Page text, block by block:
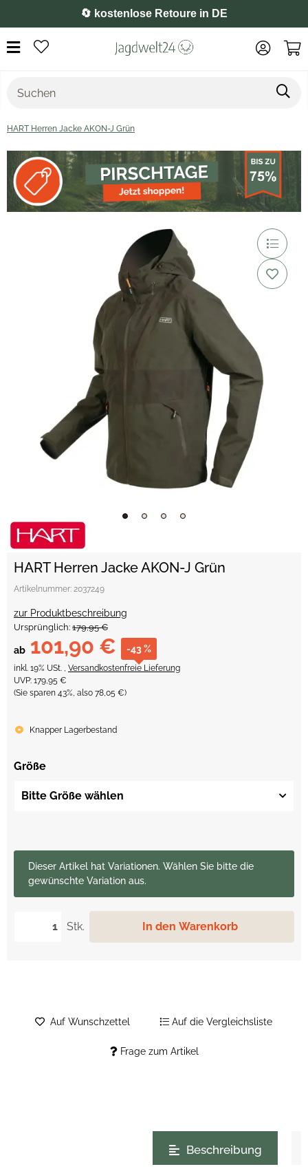
⭐️ 4,8 auf Google
HART Herren Jacke AKON-J Grün
HART Herren Jacke AKON-J Grün
Artikelnummer: 2037249
zur Produktbeschreibung
Ursprünglich: 179,95 €
ab 101,90 € -43 %
inkl. 19% USt. , Versandkostenfreie Lieferung
UVP: 179,95 €
(Sie sparen 43%, also 78,05 €)
Knapper Lagerbestand
Größe
Bitte Größe wählen
Stk. In den Warenkorb
xDieser Artikel hat Variationen. Wählen Sie bitte die
gewünschte Variation aus.
Frage zum Artikel
Auf Wunschzettel Auf die Vergleichsliste
Beschreibung